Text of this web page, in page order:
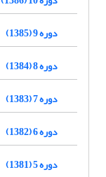
دوره 9 (1385)
دوره 8 (1384)
دوره 7 (1383)
دوره 6 (1382)
دوره 5 (1381)